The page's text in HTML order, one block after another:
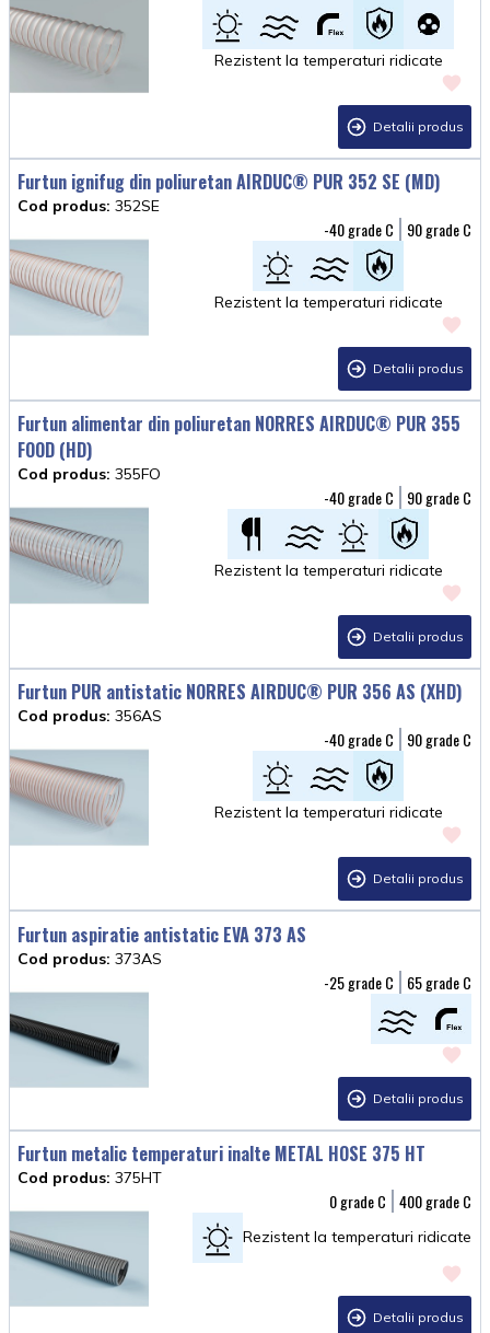
Rezistent la temperaturi ridicate
Detalii produs
Furtun ignifug din poliuretan AIRDUC® PUR 352 SE (MD)
Cod produs: 352SE
-40 90
Rezistent la temperaturi ridicate
Detalii produs
Furtun alimentar din poliuretan NORRES AIRDUC® PUR 355
FOOD (HD)
Cod produs: 355FO
-40 90
Rezistent la temperaturi ridicate
Detalii produs
Furtun PUR antistatic NORRES AIRDUC® PUR 356 AS (XHD)
Cod produs: 356AS
-40 90
Rezistent la temperaturi ridicate
Detalii produs
Furtun aspiratie antistatic EVA 373 AS
Cod produs: 373AS
-25 65
Detalii produs
Furtun metalic temperaturi inalte METAL HOSE 375 HT
Cod produs: 375HT
0 400
Rezistent la temperaturi ridicate
Detalii produs